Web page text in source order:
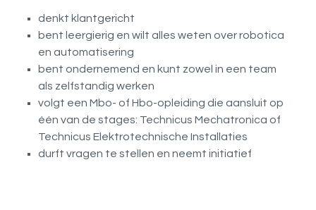
denkt klantgericht
bent leergierig en wilt alles weten over robotica
en automatisering
bent ondernemend en kunt zowel in een team
als zelfstandig werken
volgt een Mbo- of Hbo-opleiding die aansluit op
één van de stages: Technicus Mechatronica of
Technicus Elektrotechnische Installaties
durft vragen te stellen en neemt initiatief